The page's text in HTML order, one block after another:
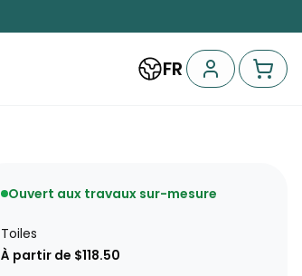
FR
Ouvert aux travaux sur-mesure
Toiles
À partir de $118.50